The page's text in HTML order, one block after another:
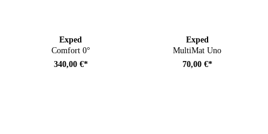
Exped
Comfort 0°
340,00 €*
Exped
MultiMat Uno
70,00 €*